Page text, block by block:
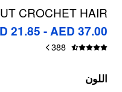
CROCHET HAIR
BAND
21.85 - AED 37.00
388
اللون